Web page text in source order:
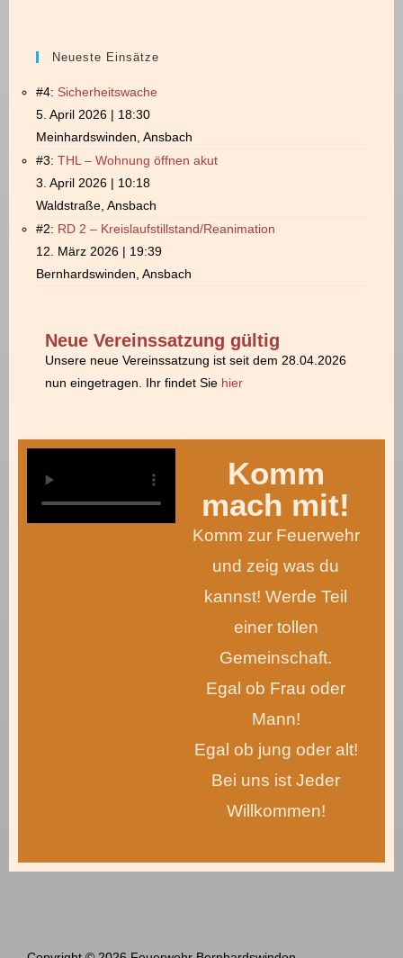
Neueste Einsätze
#4: Sicherheitswache
5. April 2026 | 18:30
Meinhardswinden, Ansbach
#3: THL – Wohnung öffnen akut
3. April 2026 | 10:18
Waldstraße, Ansbach
#2: RD 2 – Kreislaufstillstand/Reanimation
12. März 2026 | 19:39
Bernhardswinden, Ansbach
Neue Vereinssatzung gültig
Unsere neue Vereinssatzung ist seit dem 28.04.2026
nun eingetragen. Ihr findet Sie hier
Komm
mach mit!
Komm zur Feuerwehr
und zeig was du
kannst! Werde Teil
einer tollen
Gemeinschaft.
Egal ob Frau oder
Mann!
Egal ob jung oder alt!
Bei uns ist Jeder
Willkommen!